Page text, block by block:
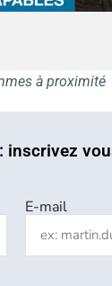
à proximité
E-mail